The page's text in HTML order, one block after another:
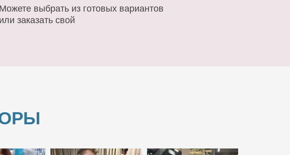
Можете выбрать из готовых вариантов
или заказать свой